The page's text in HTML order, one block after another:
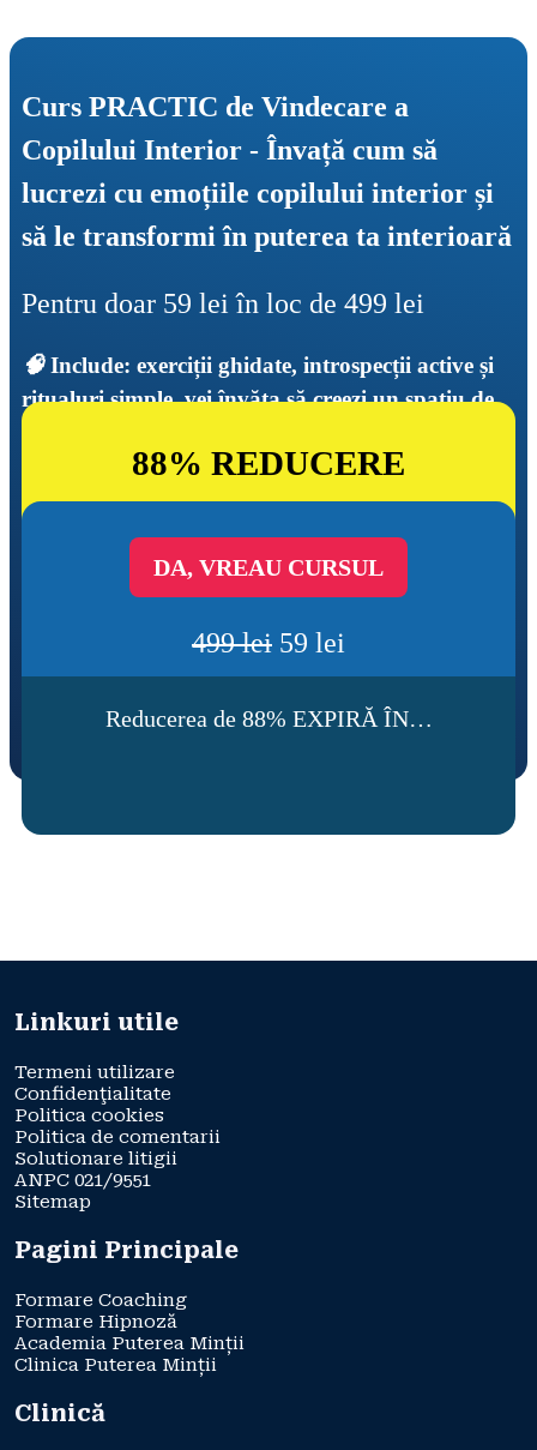
Curs PRACTIC de Vindecare a
Copilului Interior - Învață cum să
lucrezi cu emoțiile copilului interior și
să le transformi în puterea ta interioară
Pentru doar 59 lei în loc de 499 lei
🧠 Include: exerciții ghidate, introspecții active și
ritualuri simple, vei învăța să creezi un spațiu de
88% REDUCERE
DA, VREAU CURSUL
499 lei 59 lei
Reducerea de 88% EXPIRĂ ÎN…
Linkuri utile
Termeni utilizare
Confidenţialitate
Politica cookies
Politica de comentarii
Solutionare litigii
ANPC 021/9551
Sitemap
Pagini Principale
Formare Coaching
Formare Hipnoză
Academia Puterea Minții
Clinica Puterea Minții
Clinică